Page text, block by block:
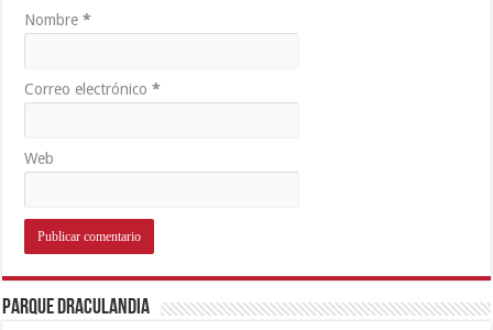
Nombre*
Correo electrónico*
Web
Parque Draculandia